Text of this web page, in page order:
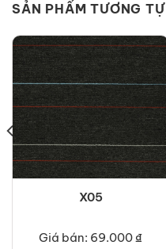
SẢN PHẨM TƯƠNG TỰ
X05
Giá bán: 69.000 ₫